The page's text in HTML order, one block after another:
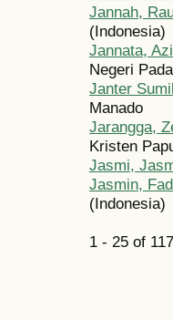
Jannah,
(Indonesia)
Jannata,
Negeri
Janter
Manado
Jarangga,
Kristen
Jasmi,
Jasmin,
(Indonesia)
1 - 25 of